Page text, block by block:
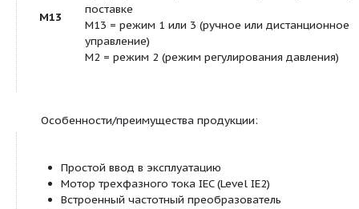
Применение:
Системы пожаротушения
Производственные технологии
Контуры циркуляции охлаждающей воды
Моечные и дождевальные установки